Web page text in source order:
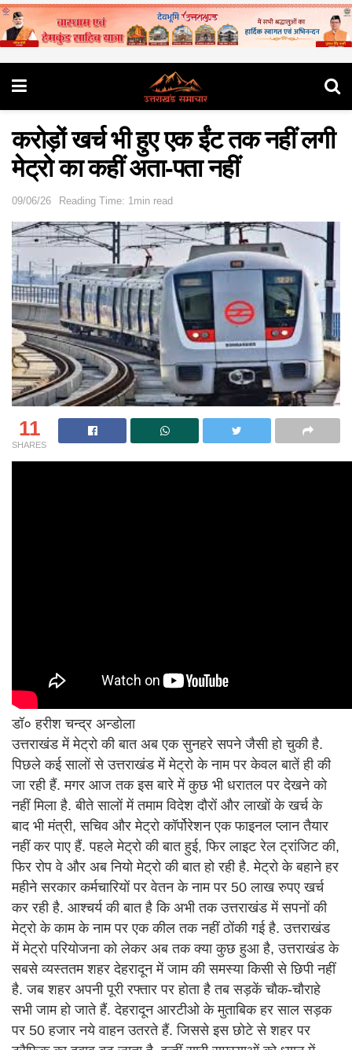
करोड़ों खर्च भी हुए एक ईंट तक नहीं लगी
मेट्रो का कहीं अता-पता नहीं
09/06/26 Reading Time: 1min read
11
SHARES
डॉ० हरीश चन्द्र अन्डोला
उत्तराखंड में मेट्रो की बात अब एक सुनहरे सपने जैसी हो चुकी है.
पिछले कई सालों से उत्तराखंड में मेट्रो के नाम पर केवल बातें ही की
जा रही हैं. मगर आज तक इस बारे में कुछ भी धरातल पर देखने को
नहीं मिला है. बीते सालों में तमाम विदेश दौरों और लाखों के खर्च के
बाद भी मंत्री, सचिव और मेट्रो कॉर्पोरेशन एक फाइनल प्लान तैयार
नहीं कर पाए हैं. पहले मेट्रो की बात हुई, फिर लाइट रेल ट्रांजिट की,
फिर रोप वे और अब नियो मेट्रो की बात हो रही है. मेट्रो के बहाने हर
महीने सरकार कर्मचारियों पर वेतन के नाम पर 50 लाख रुपए खर्च
कर रही है. आश्चर्य की बात है कि अभी तक उत्तराखंड में सपनों की
मेट्रो के काम के नाम पर एक कील तक नहीं ठोंकी गई है. उत्तराखंड
में मेट्रो परियोजना को लेकर अब तक क्या कुछ हुआ है, उत्तराखंड के
सबसे व्यस्ततम शहर देहरादून में जाम की समस्या किसी से छिपी नहीं
है. जब शहर अपनी पूरी रफ्तार पर होता है तब सड़कें चौक-चौराहे
सभी जाम हो जाते हैं. देहरादून आरटीओ के मुताबिक हर साल सड़क
पर 50 हजार नये वाहन उतरते हैं. जिससे इस छोटे से शहर पर